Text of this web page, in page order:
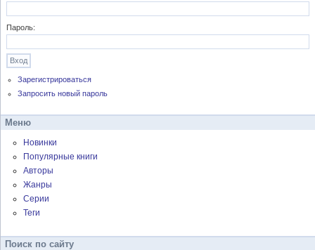
Пароль:
Зарегистрироваться
Запросить новый пароль
Меню
Новинки
Популярные книги
Авторы
Жанры
Серии
Теги
Поиск по сайту